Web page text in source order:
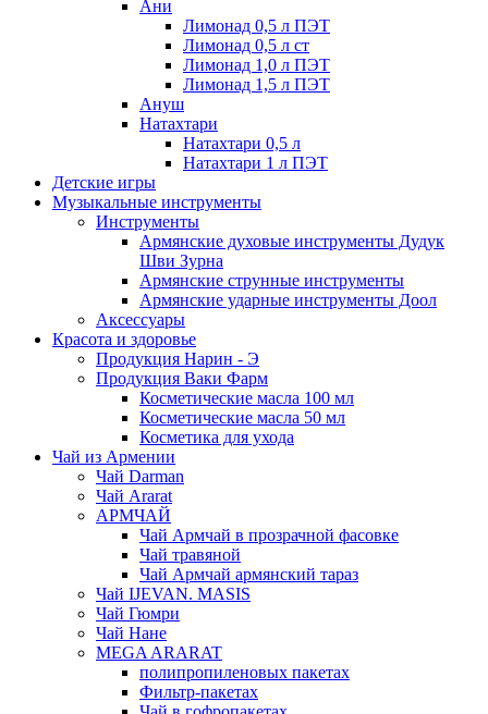
Ани
Лимонад 0,5 л ПЭТ
Лимонад 0,5 л ст
Лимонад 1,0 л ПЭТ
Лимонад 1,5 л ПЭТ
Ануш
Натахтари
Натахтари 0,5 л
Натахтари 1 л ПЭТ
Детские игры
Музыкальные инструменты
Инструменты
Армянские духовые инструменты Дудук
Шви Зурна
Армянские струнные инструменты
Армянские ударные инструменты Доол
Аксессуары
Красота и здоровье
Продукция Нарин - Э
Продукция Ваки Фарм
Косметические масла 100 мл
Косметические масла 50 мл
Косметика для ухода
Чай из Армении
Чай Darman
Чай Ararat
АРМЧАЙ
Чай Армчай в прозрачной фасовке
Чай травяной
Чай Армчай армянский тараз
Чай IJEVAN. MASIS
Чай Гюмри
Чай Нане
MEGA ARARAT
полипропиленовых пакетах
Фильтр-пакетах